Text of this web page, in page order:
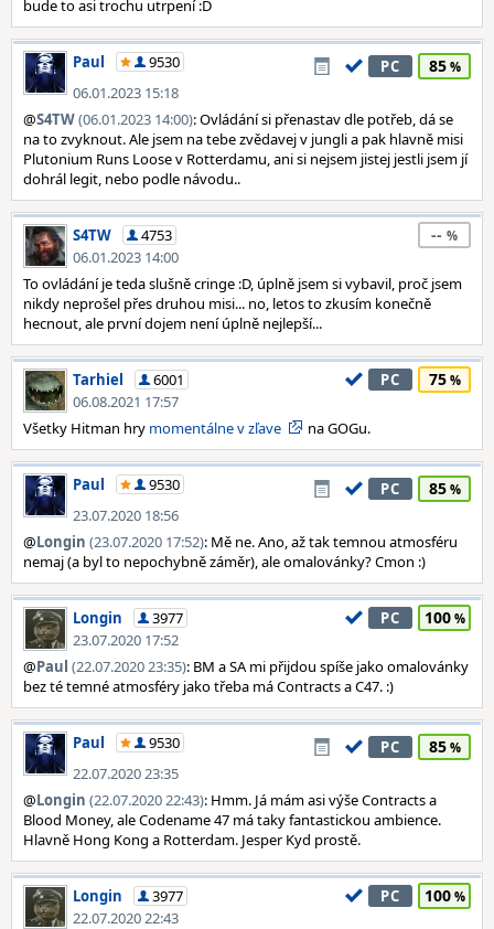
bude to asi trochu utrpení :D
Paul
9530
06.01.2023 15:18
PC 85
@S4TW(06.01.2023 14:00): Ovládání si přenastav dle potřeb, dá se
na to zvyknout. Ale jsem na tebe zvědavej v jungli a pak hlavně misi
Plutonium Runs Loose v Rotterdamu, ani si nejsem jistej jestli jsem jí
dohrál legit, nebo podle návodu..
S4TW
4753
06.01.2023 14:00
--
To ovládání je teda slušně cringe :D, úplně jsem si vybavil, proč jsem
nikdy neprošel přes druhou misi... no, letos to zkusím konečně
hecnout, ale první dojem není úplně nejlepší...
Tarhiel
6001
06.08.2021 17:57
PC 75
Všetky Hitman hry momentálne v zľave na GOGu.
Paul
9530
23.07.2020 18:56
PC 85
@Longin (23.07.2020 17:52): Mě ne. Ano, až tak temnou atmosféru
nemaj (a byl to nepochybně záměr), ale omalovánky? Cmon :)
Longin
3977
23.07.2020 17:52
PC 100
@Paul (22.07.2020 23:35): BM a SA mi přijdou spíše jako omalovánky
bez té temné atmosféry jako třeba má Contracts a C47. :)
Paul
9530
22.07.2020 23:35
PC 85
@Longin (22.07.2020 22:43): Hmm. Já mám asi výše Contracts a
Blood Money, ale Codename 47 má taky fantastickou ambience.
Hlavně Hong Kong a Rotterdam. Jesper Kyd prostě.
Longin
3977
22.07.2020 22:43
PC 100